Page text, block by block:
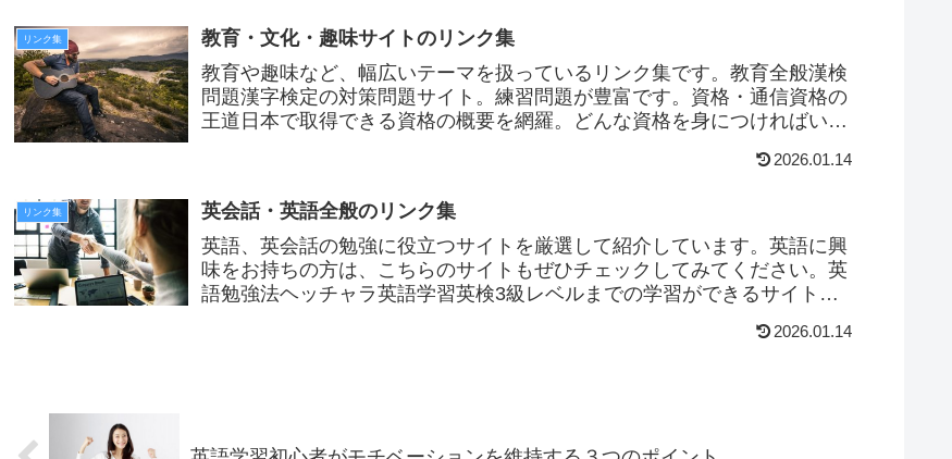
リンク集
教育・文化・趣味サイトのリンク集
教育や趣味など、幅広いテーマを扱っているリンク集です。教育全般漢検
問題漢字検定の対策問題サイト。練習問題が豊富です。資格・通信資格の
王道日本で取得できる資格の概要を網羅。どんな資格を身につければい
2026.01.14
リンク集
英会話・英語全般のリンク集
英語、英会話の勉強に役立つサイトを厳選して紹介しています。英語に興
味をお持ちの方は、こちらのサイトもぜひチェックしてみてください。英
語勉強法ヘッチャラ英語学習英検3級レベルまでの学習ができるサイトで
2026.01.14